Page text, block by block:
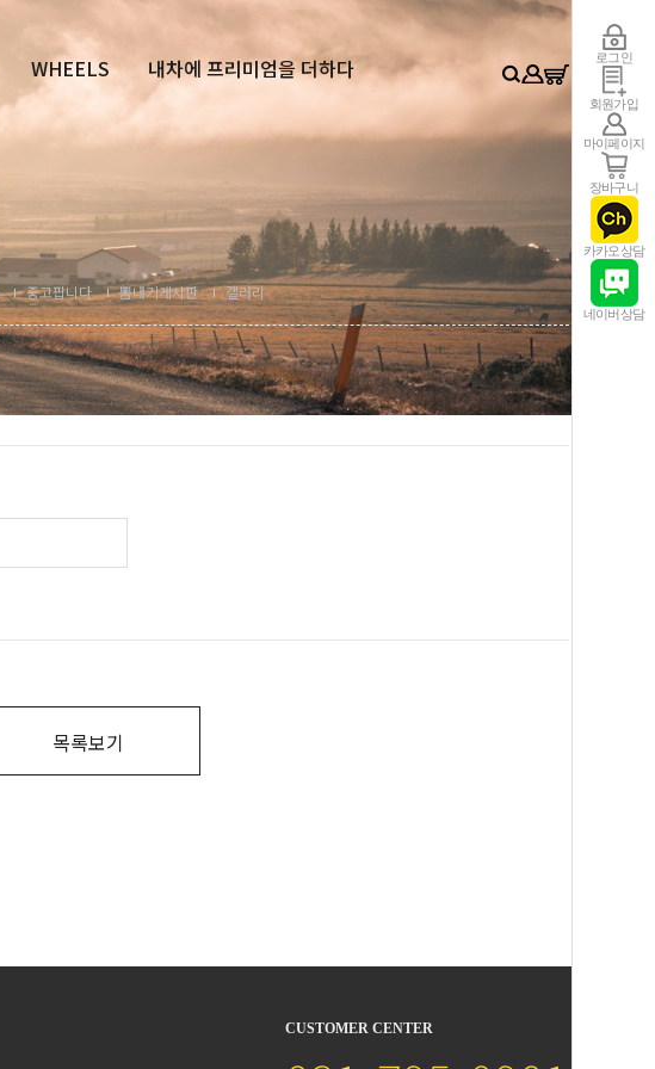
WHEELS 내차에 프리미엄을 더하다 로그인
회원가입
마이페이지
장바구니
카카오상담
네이버상담
중고팝니다 뽐내기게시판 갤러리
목록보기
CUSTOMER CENTER